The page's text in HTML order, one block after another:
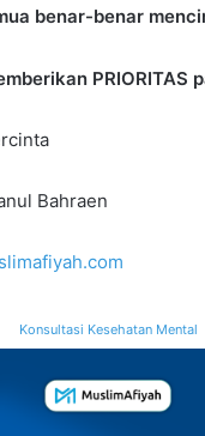
benar-benar
PRIORITAS
Bahraen
Konsultasi Kesehatan Mental